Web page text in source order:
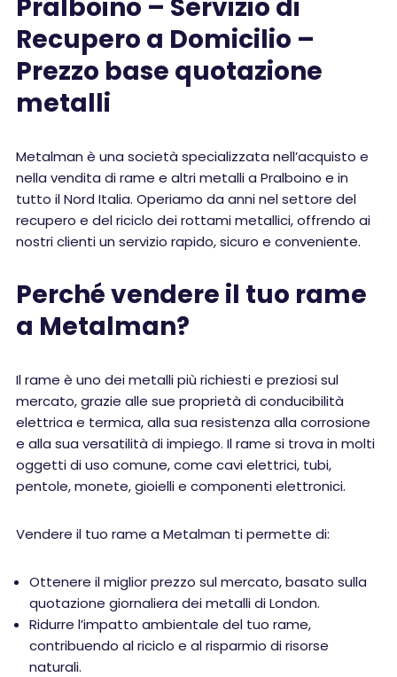
Pralboino – Servizio di
Recupero a Domicilio –
Prezzo base quotazione
metalli
Metalman è una società specializzata nell’acquisto e
nella vendita di rame e altri metalli a Pralboino e in
tutto il Nord Italia. Operiamo da anni nel settore del
recupero e del riciclo dei rottami metallici, offrendo ai
nostri clienti un servizio rapido, sicuro e conveniente.
Perché vendere il tuo rame
a Metalman?
Il rame è uno dei metalli più richiesti e preziosi sul
mercato, grazie alle sue proprietà di conducibilità
elettrica e termica, alla sua resistenza alla corrosione
e alla sua versatilità di impiego. Il rame si trova in molti
oggetti di uso comune, come cavi elettrici, tubi,
pentole, monete, gioielli e componenti elettronici.
Vendere il tuo rame a Metalman ti permette di:
Ottenere il miglior prezzo sul mercato, basato sulla
quotazione giornaliera dei metalli di London.
Ridurre l’impatto ambientale del tuo rame,
contribuendo al riciclo e al risparmio di risorse
naturali.